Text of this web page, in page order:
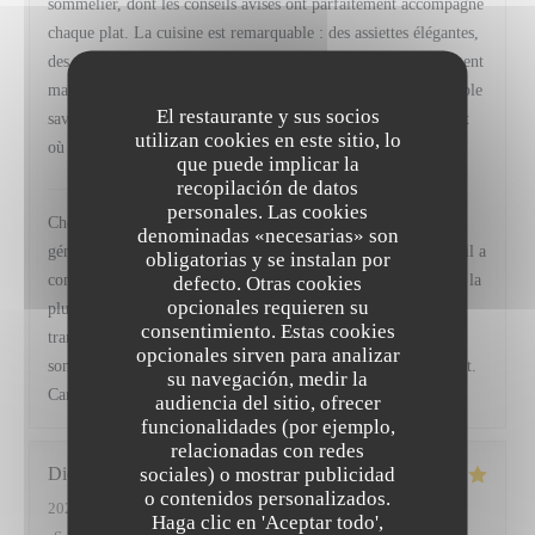
El restaurante y sus socios
utilizan cookies en este sitio, lo
que puede implicar la
recopilación de datos
personales. Las cookies
denominadas «necesarias» son
obligatorias y se instalan por
defecto. Otras cookies
opcionales requieren su
consentimiento. Estas cookies
opcionales sirven para analizar
su navegación, medir la
audiencia del sitio, ofrecer
funcionalidades (por ejemplo,
relacionadas con redes
sociales) o mostrar publicidad
o contenidos personalizados.
Haga clic en 'Aceptar todo',
sommelier, dont les conseils avisés ont parfaitement accompagné
chaque plat. La cuisine est remarquable : des assiettes élégantes,
des produits de grande qualité, des assaisonnements parfaitement
maîtrisés et un équilibre des saveurs qui témoigne d’un véritable
savoir-faire. Une adresse que je recommande sans hésitation et
où je reviendrai avec grand plaisir.
ha respondido a su opinión
Cher Monsieur Fischer, Merci infiniment pour ces mots si
généreux, ils nous vont droit au cœur. Savoir que chaque détail a
contribué à faire de votre moment un souvenir mémorable est la
plus belle des récompenses pour toute notre équipe, et nous
transmettrons bien sûr vos compliments à Baptiste, notre
sommelier. Nous serons ravis de vous retrouver prochainement.
Camille, Frédéric et toute l' équipe de Virtus
Didier
2026-07-11
- 19:45 - Invitados 2